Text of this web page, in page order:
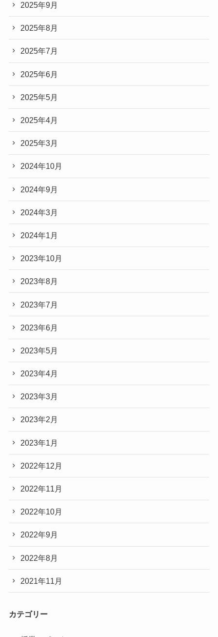
2025年9月
2025年8月
2025年7月
2025年6月
2025年5月
2025年4月
2025年3月
2024年10月
2024年9月
2024年3月
2024年1月
2023年10月
2023年8月
2023年7月
2023年6月
2023年5月
2023年4月
2023年3月
2023年2月
2023年1月
2022年12月
2022年11月
2022年10月
2022年9月
2022年8月
2021年11月
カテゴリー